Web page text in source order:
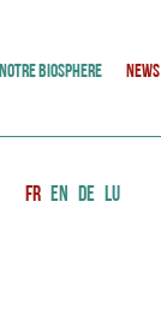
NOTRE BIOSPHERE NEWS
FR EN DE LU